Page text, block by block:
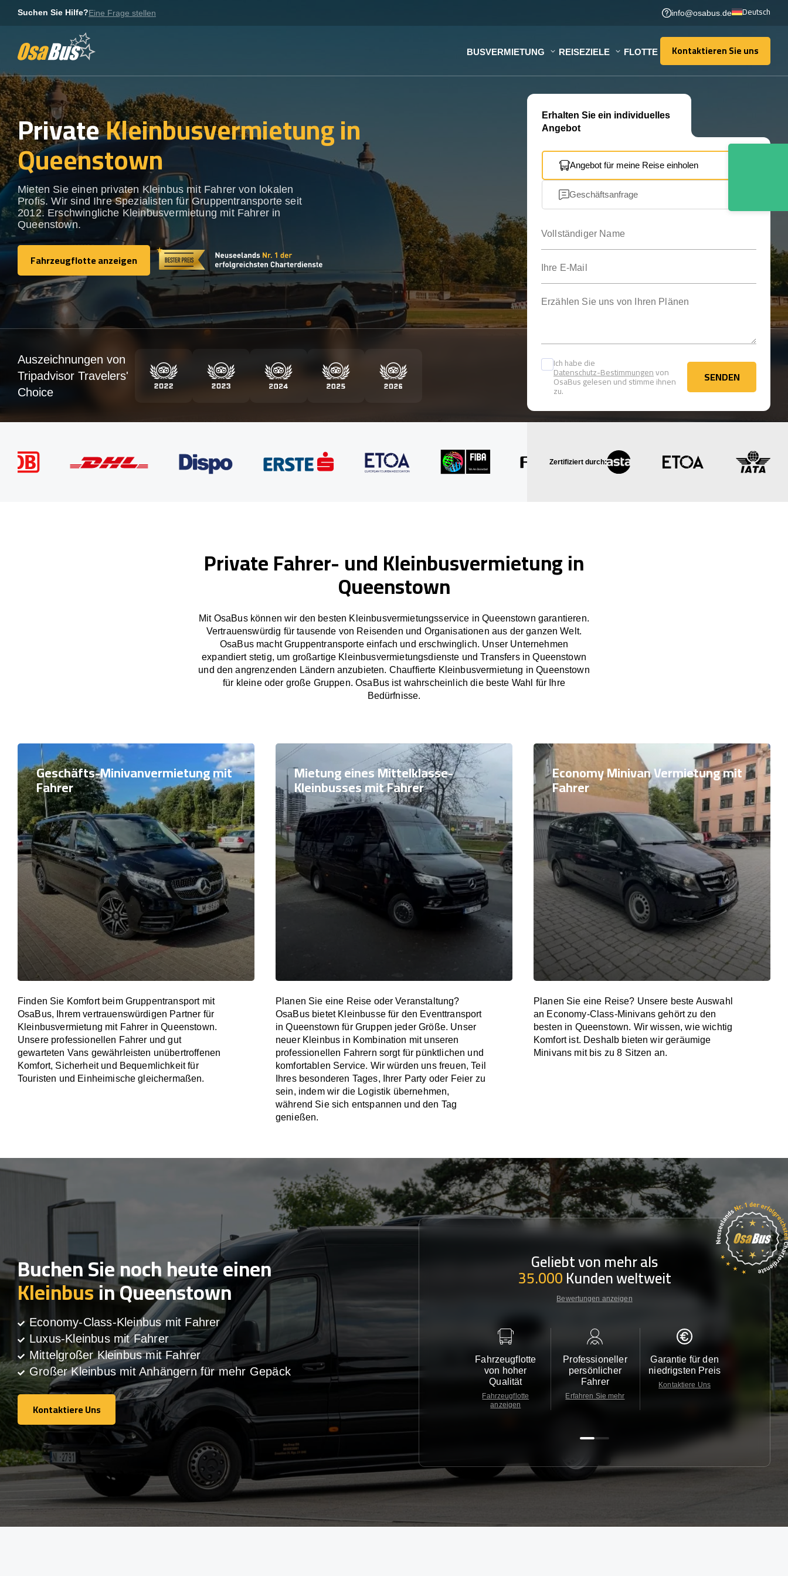
Suchen Sie Hilfe?Eine Frage stellen info@osabus.de Deutsch
BUSVERMIETUNG REISEZIELE FLOTTE Kontaktieren Sie uns
Kontaktieren Sie uns
PrivateKleinbusvermietung in
Queenstown
Mieten Sie einen privaten Kleinbus mit Fahrer von lokalen
Profis. Wir sind Ihre Spezialisten für Gruppentransporte seit
2012. Erschwingliche Kleinbusvermietung mit Fahrer in
Queenstown.
Fahrzeugflotte anzeigen
Fahrzeugflotte anzeigen
Erhalten Sie ein individuelles
Angebot
Angebot für meine Reise einholen
Geschäftsanfrage
Ich habe die
Datenschutz-Bestimmungenvon
OsaBus gelesen und stimme ihnen
zu.
SENDEN
SENDEN
Auszeichnungen von
Tripadvisor Travelers'
Choice
Zertifiziert durch:
Private Fahrer- und Kleinbusvermietung in
Queenstown
Mit OsaBus können wir den besten Kleinbusvermietungsservice in Queenstown garantieren.
Vertrauenswürdig für tausende von Reisenden und Organisationen aus der ganzen Welt.
OsaBus macht Gruppentransporte einfach und erschwinglich. Unser Unternehmen
expandiert stetig, um großartige Kleinbusvermietungsdienste und Transfers in Queenstown
und den angrenzenden Ländern anzubieten. Chauffierte Kleinbusvermietung in Queenstown
für kleine oder große Gruppen. OsaBus ist wahrscheinlich die beste Wahl für Ihre
Bedürfnisse.
Geschäfts-Minivanvermietung mit
Fahrer
Finden Sie Komfort beim Gruppentransport mit
OsaBus, Ihrem vertrauenswürdigen Partner für
Kleinbusvermietung mit Fahrer in Queenstown.
Unsere professionellen Fahrer und gut
gewarteten Vans gewährleisten unübertroffenen
Komfort, Sicherheit und Bequemlichkeit für
Touristen und Einheimische gleichermaßen.
Mietung eines Mittelklasse-
Kleinbusses mit Fahrer
Planen Sie eine Reise oder Veranstaltung?
OsaBus bietet Kleinbusse für den Eventtransport
in Queenstown für Gruppen jeder Größe. Unser
neuer Kleinbus in Kombination mit unseren
professionellen Fahrern sorgt für pünktlichen und
komfortablen Service. Wir würden uns freuen, Teil
Ihres besonderen Tages, Ihrer Party oder Feier zu
sein, indem wir die Logistik übernehmen,
während Sie sich entspannen und den Tag
genießen.
Economy Minivan Vermietung mit
Fahrer
Planen Sie eine Reise? Unsere beste Auswahl
an Economy-Class-Minivans gehört zu den
besten in Queenstown. Wir wissen, wie wichtig
Komfort ist. Deshalb bieten wir geräumige
Minivans mit bis zu 8 Sitzen an.
Buchen Sie noch heute einen
Kleinbusin Queenstown
Economy-Class-Kleinbus mit Fahrer
Luxus-Kleinbus mit Fahrer
Mittelgroßer Kleinbus mit Fahrer
Großer Kleinbus mit Anhängern für mehr Gepäck
Kontaktiere Uns
Kontaktiere Uns
Geliebt von mehr als
35.000Kunden weltweit
Bewertungen anzeigen
Fahrzeugflotte
von hoher
Qualität
Fahrzeugflotte
anzeigen
Professioneller
persönlicher
Fahrer
Erfahren Sie mehr
Garantie für den
niedrigsten Preis
Kontaktiere Uns Kontaktiere